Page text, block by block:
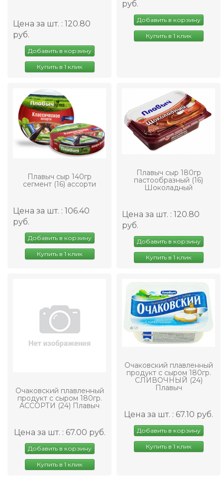
Цена за шт. : 120.80
руб.
Добавить в корзину
Купить в 1 клик
руб.
Добавить в корзину
Купить в 1 клик
Плавыч сыр 140гр
сегмент (16) ассорти
Цена за шт. : 106.40
руб.
Добавить в корзину
Купить в 1 клик
Плавыч сыр 180гр
пастообразный (16)
Шоколадный
Цена за шт. : 120.80
руб.
Добавить в корзину
Купить в 1 клик
Очаковский плавленный
продукт с сыром 180гр.
АССОРТИ (24) Плавыч
Цена за шт. : 67.00 руб.
Добавить в корзину
Купить в 1 клик
Очаковский плавленный
продукт с сыром 180гр.
СЛИВОЧНЫЙ (24)
Плавыч
Цена за шт. : 67.10 руб.
Добавить в корзину
Купить в 1 клик